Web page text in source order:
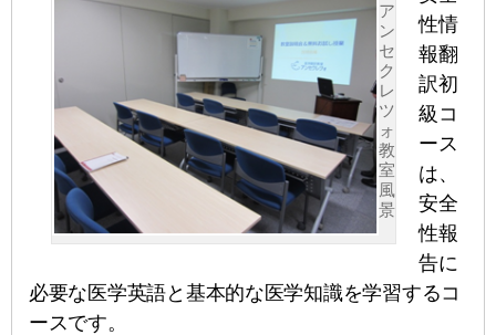
ア
ン
セ
ク
レ
ツ
ォ
教
室
風
景
性情
報翻
訳初
級コ
ース
は、
安全
性報
告に
必要な医学英語と基本的な医学知識を学習するコ
ースです。